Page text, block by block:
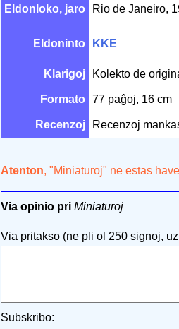
Eldonloko, jaro Rio de Janeiro,
Eldoninto KKE
Klarigoj Kolekto de
Formato 77 paĝoj, 16 cm
Recenzoj Recenzoj
Atenton, "Miniaturoj" ne estas
Via opinio pri Miniaturoj
Via pritakso (ne pli ol 250 signoj,
Subskribo: